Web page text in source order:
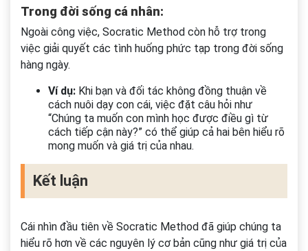
Trong đời sống cá nhân:
Ngoài công việc, Socratic Method còn hỗ trợ trong
việc giải quyết các tình huống phức tạp trong đời sống
hàng ngày.
Ví dụ: Khi bạn và đối tác không đồng thuận về
cách nuôi dạy con cái, việc đặt câu hỏi như
“Chúng ta muốn con mình học được điều gì từ
cách tiếp cận này?” có thể giúp cả hai bên hiểu rõ
mong muốn và giá trị của nhau.
Kết luận
Cái nhìn đầu tiên về Socratic Method đã giúp chúng ta
hiểu rõ hơn về các nguyên lý cơ bản cũng như giá trị của